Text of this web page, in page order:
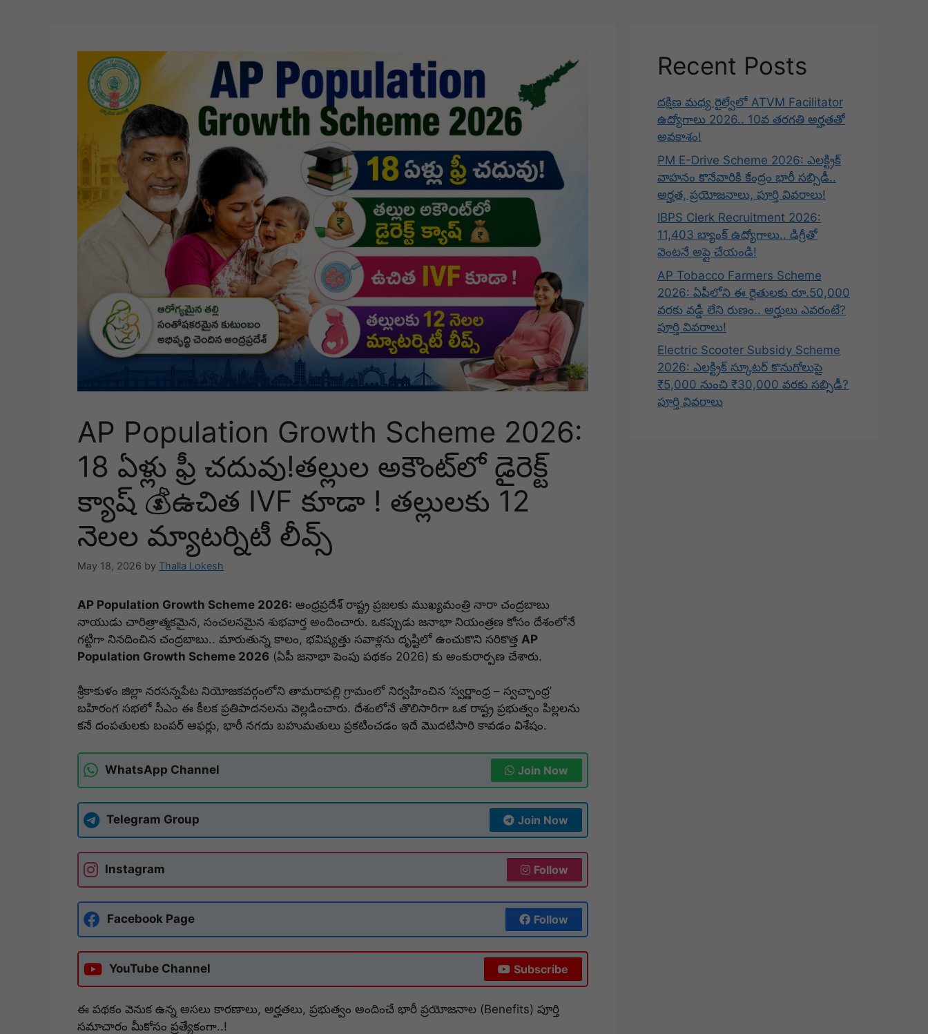
AP Population Growth Scheme 2026:
18 ఏళ్లు ఫ్రీ చదువు!తల్లుల అకౌంట్‌లో డైరెక్ట్
క్యాష్ 💰ఉచిత IVF కూడా ! తల్లులకు 12
నెలల మ్యాటర్నిటీ లీవ్స్
May 18, 2026 by Thalla Lokesh
AP Population Growth Scheme 2026: ఆంధ్రప్రదేశ్ రాష్ట్ర ప్రజలకు ముఖ్యమంత్రి నారా చంద్రబాబు
నాయుడు చారిత్రాత్మకమైన, సంచలనమైన శుభవార్త అందించారు. ఒకప్పుడు జనాభా నియంత్రణ కోసం దేశంలోనే
గట్టిగా నినదించిన చంద్రబాబు.. మారుతున్న కాలం, భవిష్యత్తు సవాళ్లను దృష్టిలో ఉంచుకొని సరికొత్త AP
Population Growth Scheme 2026 (ఏపీ జనాభా పెంపు పథకం 2026) కు అంకురార్పణ చేశారు.
శ్రీకాకుళం జిల్లా నరసన్నపేట నియోజకవర్గంలోని తామరాపల్లి గ్రామంలో నిర్వహించిన ‘స్వర్ణాంధ్ర – స్వచ్ఛాంధ్ర’
బహిరంగ సభలో సీఎం ఈ కీలక ప్రతిపాదనలను వెల్లడించారు. దేశంలోనే తొలిసారిగా ఒక రాష్ట్ర ప్రభుత్వం పిల్లలను
కనే దంపతులకు బంపర్ ఆఫర్లు, భారీ నగదు బహుమతులు ప్రకటించడం ఇదే మొదటిసారి కావడం విశేషం.
WhatsApp Channel Join Now
Telegram Group Join Now
Instagram Follow
Facebook Page Follow
YouTube Channel Subscribe
ఈ పథకం వెనుక ఉన్న అసలు కారణాలు, అర్హతలు, ప్రభుత్వం అందించే భారీ ప్రయోజనాల (Benefits) పూర్తి
సమాచారం మీకోసం ప్రత్యేకంగా..!
Recent Posts
దక్షిణ మధ్య రైల్వేలో ATVM Facilitator
ఉద్యోగాలు 2026.. 10వ తరగతి అర్హతతో
అవకాశం!
PM E-Drive Scheme 2026: ఎలక్ట్రిక్
వాహనం కొనేవారికి కేంద్రం భారీ సబ్సిడీ..
అర్హత, ప్రయోజనాలు, పూర్తి వివరాలు!
IBPS Clerk Recruitment 2026:
11,403 బ్యాంక్ ఉద్యోగాలు.. డిగ్రీతో
వెంటనే అప్లై చేయండి!
AP Tobacco Farmers Scheme
2026: ఏపీలోని ఈ రైతులకు రూ.50,000
వరకు వడ్డీ లేని రుణం.. అర్హులు ఎవరంటే?
పూర్తి వివరాలు!
Electric Scooter Subsidy Scheme
2026: ఎలక్ట్రిక్ స్కూటర్ కొనుగోలుపై
₹5,000 నుంచి ₹30,000 వరకు సబ్సిడీ?
పూర్తి వివరాలు